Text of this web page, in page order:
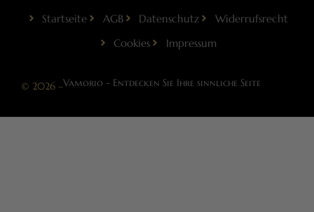
Startseite AGB Datenschutz
Widerrufsrecht
Cookies
Impressum
© 2026 –Vamorio - Entdecken Sie Ihre sinnliche Seite